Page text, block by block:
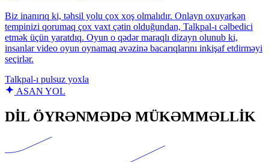
Biz inanırıq ki, təhsil yolu çox xoş olmalıdır. Onlayn oxuyarkən
tempinizi qorumaq çox vaxt çətin olduğundan, Talkpal-ı cəlbedici
etmək üçün yaratdıq. Oyun o qədər maraqlı dizayn olunub ki,
insanlar video oyun oynamaq əvəzinə bacarıqlarını inkişaf etdirməyi
seçirlər.
Talkpal‑ı pulsuz yoxla
ASAN YOL
DİL ÖYRƏNMƏDƏ MÜKƏMMƏLLİK